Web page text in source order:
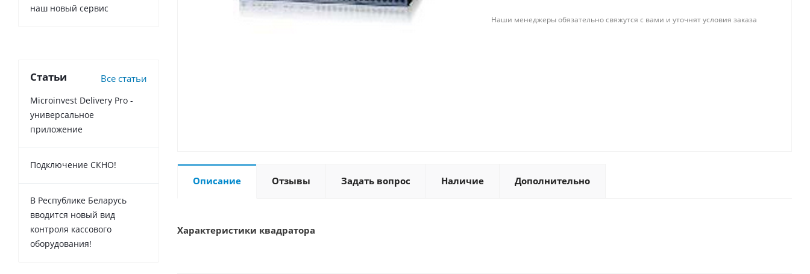
Наши менеджеры обязательно свяжутся с вами и уточнят условия заказа
Описание Отзывы Задать вопрос Наличие Дополнительно
Характеристики квадратора
наш новый сервис
Статьи Все статьи
Microinvest Delivery Pro -
универсальное
приложение
Подключение СКНО!
В Республике Беларусь
вводится новый вид
контроля кассового
оборудования!